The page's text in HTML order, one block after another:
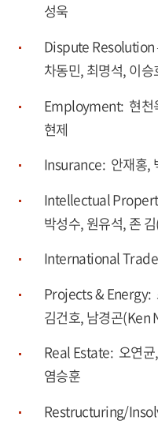
성욱
Dispute
차동민, 최명석, 이승
Employment: 현천
현제
Insurance: 안재홍,
Intellectual
박성수, 원유석, 존
International
Projects & Energy:
김건호, 남경곤(Ken
Real Estate: 오연균
염승훈
Restructuring/